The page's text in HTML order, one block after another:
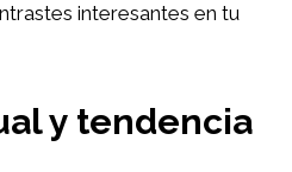
interesantes en tu
y tendencia